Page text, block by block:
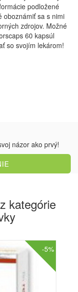
podložené
oboznámiť sa s nimi
zdrojov. Možné
60 kapsúl
so svojím lekárom!
názor ako prvý!
kategórie
-5%